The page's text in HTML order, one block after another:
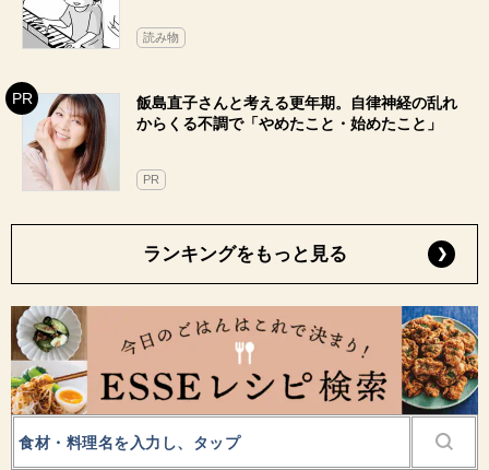
読み物
飯島直子さんと考える更年期。自律神経の乱れ
からくる不調で「やめたこと・始めたこと」
PR
ランキングをもっと見る